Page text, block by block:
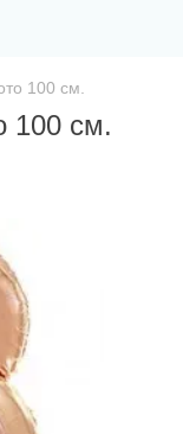
100 см.
100 см.